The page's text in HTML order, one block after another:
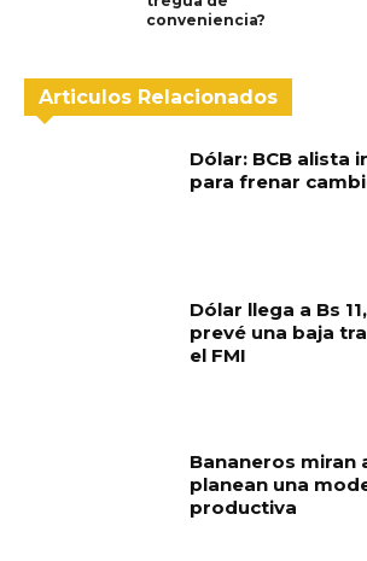
conveniencia?
Articulos Relacionados
Dólar: BCB alista
para frenar
Dólar llega a Bs
prevé una baja
el FMI
Bananeros miran
planean una
productiva